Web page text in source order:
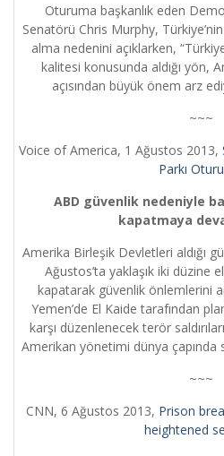
Oturuma başkanlık eden
Senatörü Chris Murphy,
alma nedenini açıklarken,
kalitesi konusunda aldığı yön,
açısından büyük önem arz
~~~
Voice of America, 1 Ağustos 2013,
Parkı
ABD güvenlik nedeniyle
kapatmaya
Amerika Birleşik Devletleri aldığı
Ağustos’ta yaklaşık iki düzine
kapatarak güvenlik önlemlerini
Yemen’de El Kaide tarafından
karşı düzenlenecek terör
Amerikan yönetimi dünya çapında
~~~
CNN, 6 Ağustos 2013, Prison
heightened